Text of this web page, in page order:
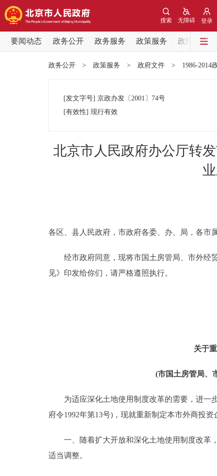
登录
无障碍
搜索
要闻动态 政务公开 政务服务 政策服务
政民互动
党中央精神
政务服务
12345网上接诉即办
走进北京
政务公开 > 政策服务 > 政府文件 > 1986-2014
[发文字号] 京政办发 〔2001〕 74号
[有效性] 现行有效
北京市人民政府办公厅转
各区、县人民政府，市政府各委、办、局，各市
经市政府同意，现将市国土房管局、市外经贸
见》印发给你们，请严格遵照执行。
关于
(市国土房管局
为适应深化土地使用制度改革的需要，进一步
府令1992年第13号)，现就重新制定本市外商投
一、随着扩大开放和深化土地使用制度改革，
适当调整。